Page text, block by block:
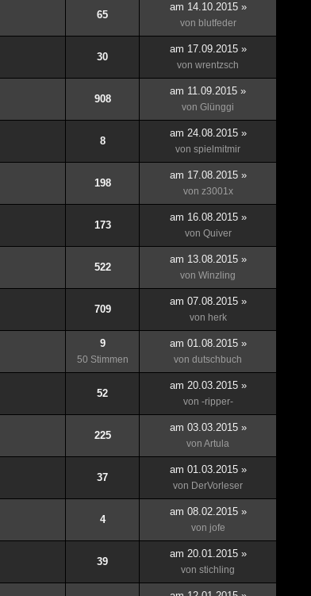
65
am 14.10.2015 »
von blutfeder
30
am 17.09.2015 »
von wrentzsch
908
am 11.09.2015 »
von Glünggi
8
am 24.08.2015 »
von spielmitmir
198
am 17.08.2015 »
von z3001x
173
am 16.08.2015 »
von Quiver
522
am 13.08.2015 »
von Winzling
709
am 07.08.2015 »
von herk
9
50 Stimmen
am 01.08.2015 »
von dutschbuch
52
am 20.03.2015 »
von -ripper-
225
am 03.03.2015 »
von Artula
37
am 01.03.2015 »
von DerVorleser
4
am 08.02.2015 »
von jofe
39
am 20.01.2015 »
von stichling